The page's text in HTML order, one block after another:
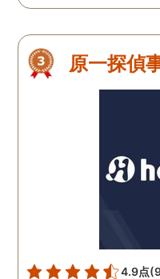
原一探偵
4.9点